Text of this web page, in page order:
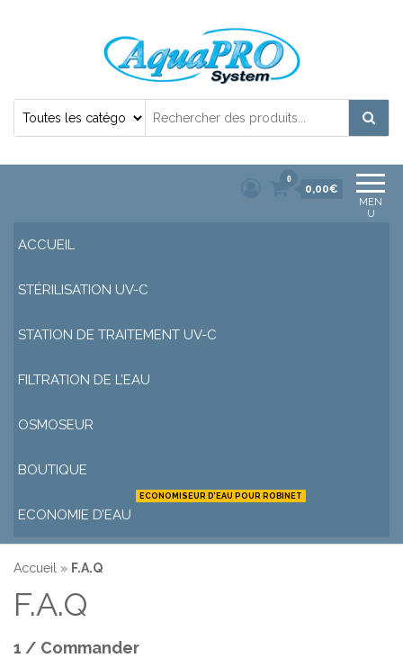
Désinfection Uv de l'eau | Filtration et
MEN
U
0
0,00€
ACCUEIL
STÉRILISATION UV-C
STATION DE TRAITEMENT UV-C
FILTRATION DE L’EAU
OSMOSEUR
BOUTIQUE
ECONOMIE D’EAU
ECONOMISEUR D’EAU POUR ROBINET
Accueil » F.A.Q
F.A.Q
1 / Commander